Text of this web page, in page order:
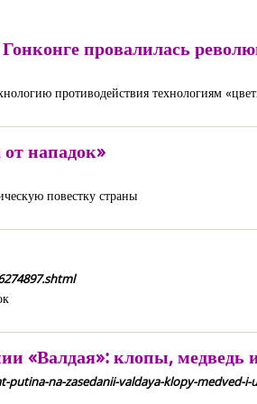
провалилась
противодействия технологиям
нападок»
повестку страны
«Валдая»: клопы, медведь
na-zasedanii-valdaya-klopy-medved-i-